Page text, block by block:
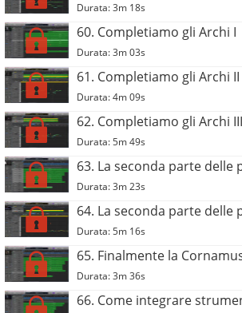
Durata: 3m 18s
60. Completiamo gli Archi I
Durata: 3m 03s
61. Completiamo gli Archi II
Durata: 4m 09s
62. Completiamo gli Archi III
Durata: 5m 49s
63. La seconda parte delle
Durata: 3m 23s
64. La seconda parte delle
Durata: 5m 16s
65. Finalmente la
Durata: 3m 36s
66. Come integrare